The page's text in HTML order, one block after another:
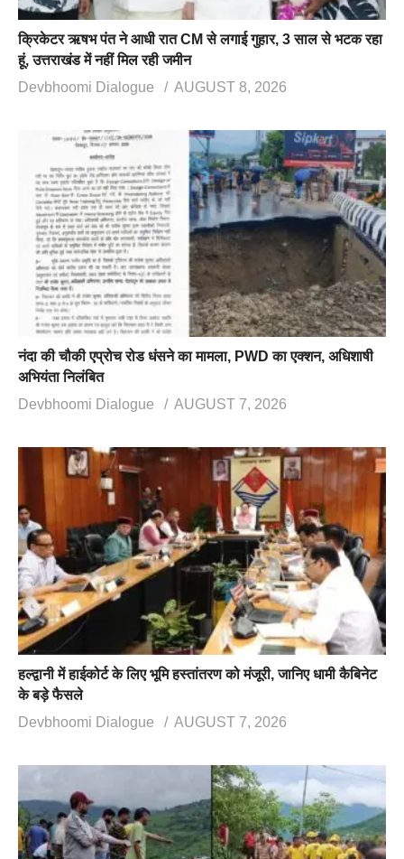
क्रिकेटर ऋषभ पंत ने आधी रात CM से लगाई गुहार, 3 साल से भटक रहा
हूं, उत्तराखंड में नहीं मिल रही जमीन
Devbhoomi Dialogue
AUGUST 8, 2026
नंदा की चौकी एप्रोच रोड धंसने का मामला, PWD का एक्शन, अधिशाषी
अभियंता निलंबित
Devbhoomi Dialogue
AUGUST 7, 2026
हल्द्वानी में हाईकोर्ट के लिए भूमि हस्तांतरण को मंजूरी, जानिए धामी कैबिनेट
के बड़े फैसले
Devbhoomi Dialogue
AUGUST 7, 2026